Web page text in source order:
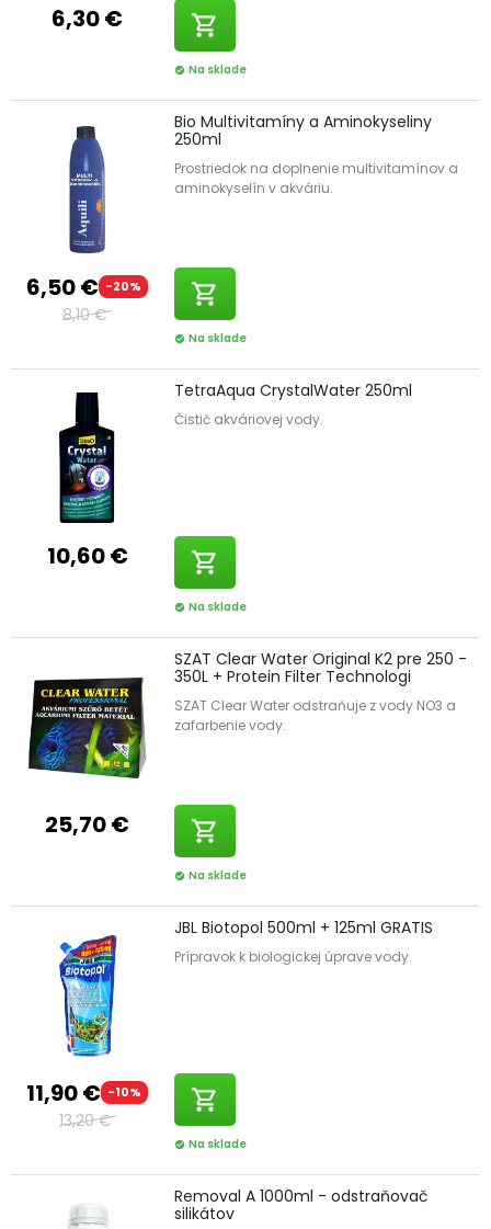
6,30 € shopping_cart
check_circle Na sklade
6,50 € -20%
8,10 €
Bio Multivitamíny a Aminokyseliny
250ml
Prostriedok na doplnenie multivitamínov a
aminokyselín v akváriu.
shopping_cart
check_circle Na sklade
10,60 €
TetraAqua CrystalWater 250ml
Čistič akváriovej vody.
shopping_cart
check_circle Na sklade
25,70 €
SZAT Clear Water Original K2 pre 250 -
350L + Protein Filter Technologi
SZAT Clear Water odstraňuje z vody NO3 a
zafarbenie vody.
shopping_cart
check_circle Na sklade
11,90 € -10%
13,20 €
JBL Biotopol 500ml + 125ml GRATIS
Prípravok k biologickej úprave vody.
shopping_cart
check_circle Na sklade
Removal A 1000ml - odstraňovač
silikátov